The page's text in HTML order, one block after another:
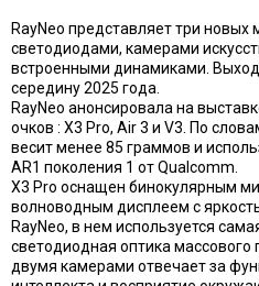
RayNeo представляет три новых
светодиодами, камерами
встроенными динамиками.
середину 2025 года.
RayNeo анонсировала на
очков : X3 Pro, Air 3 и V3. По
весит менее 85 граммов и
AR1 поколения 1 от Qualcomm.
X3 Pro оснащен бинокулярным
волноводным дисплеем с
RayNeo, в нем используется
светодиодная оптика массового
двумя камерами отвечает за